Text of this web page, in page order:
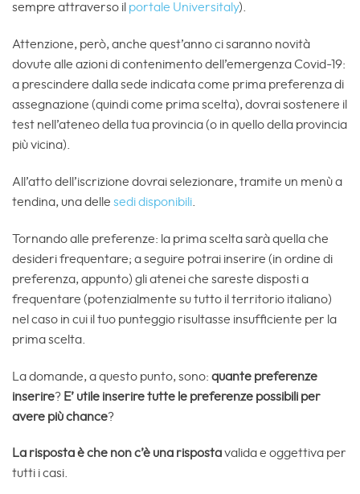
sempre attraverso il portale Universitaly).
Attenzione, però, anche quest’anno ci saranno novità
dovute alle azioni di contenimento dell’emergenza Covid-19:
a prescindere dalla sede indicata come prima preferenza di
assegnazione (quindi come prima scelta), dovrai sostenere il
test nell’ateneo della tua provincia (o in quello della provincia
più vicina).
All’atto dell’iscrizione dovrai selezionare, tramite un menù a
tendina, una delle sedi disponibili
Tornando alle preferenze: la prima scelta sarà quella che
desideri frequentare; a seguire potrai inserire (in ordine di
preferenza, appunto) gli atenei che sareste disposti a
frequentare (potenzialmente su tutto il territorio italiano)
nel caso in cui il tuo punteggio risultasse insufficiente per la
prima scelta.
La domande, a questo punto, sono: quante preferenze
inserire? E’ utile inserire tutte le preferenze possibili per
avere più chance?
La risposta è che non c’è una rispostavalida e oggettiva per
tutti i casi.